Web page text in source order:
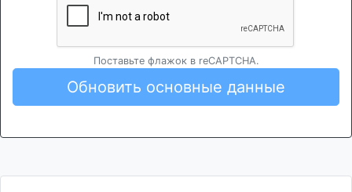
Поставьте флажок в reCAPTCHA.
Обновить основные данные